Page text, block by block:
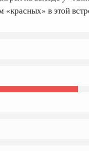
в этой